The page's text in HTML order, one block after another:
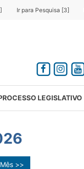
Ir para Pesquisa [3]
LEGISLATIVO
>>